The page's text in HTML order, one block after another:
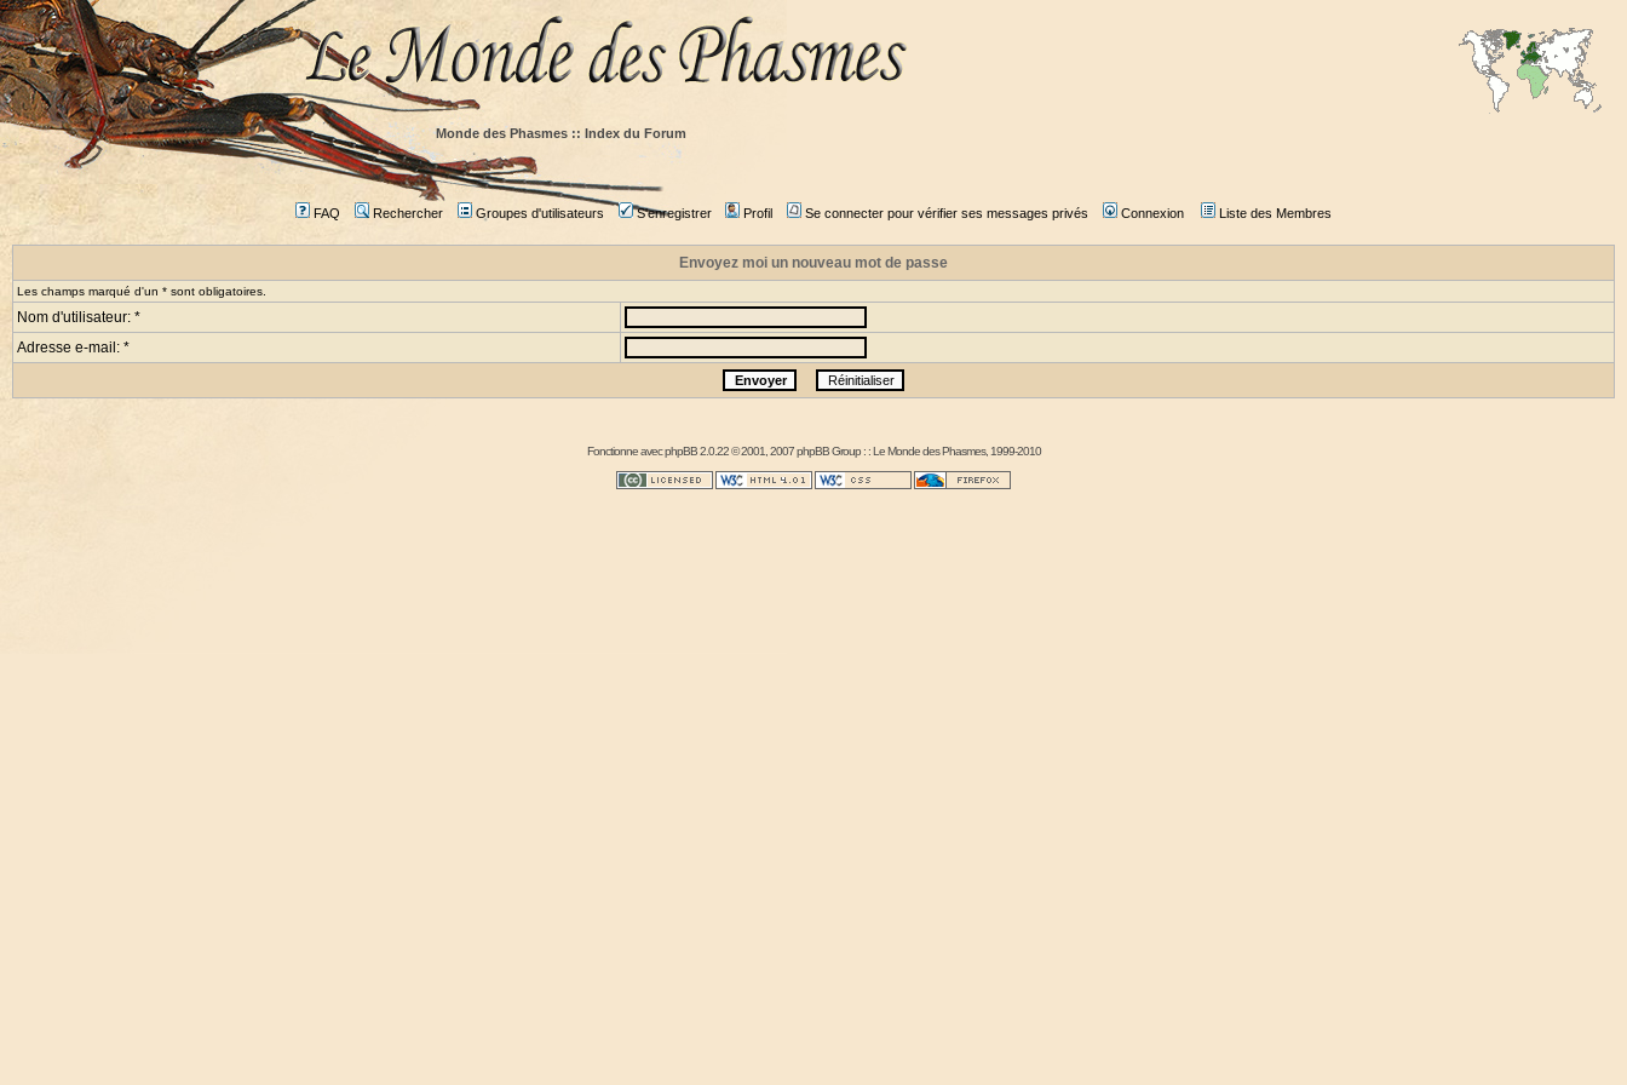
Monde des Phasmes :: Index du Forum
FAQ Rechercher Groupes d'utilisateurs S'enregistrer Profil Se connecter pour vérifier ses messages privés Connexion Liste des Membres
Envoyez moi un nouveau mot de passe
Les champs marqué d'un * sont obligatoires.
Nom d'utilisateur: *
Adresse e-mail: *
Fonctionne avecphpBB2.0.22 © 2001, 2007 phpBB Group : :Le Monde des Phasmes, 1999-2010